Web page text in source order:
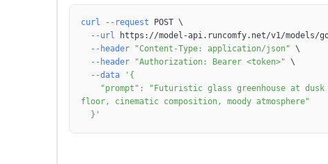
curl --request POST \
--url https://model-api.runcomfy.net/v1/models/
--header
"Content-Type: application/json" \
--header
"Authorization: Bearer <token>" \
--data
  }'